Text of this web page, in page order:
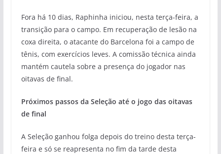
Fora há 10 dias, Raphinha iniciou, nesta terça-feira, a
transição para o campo. Em recuperação de lesão na
coxa direita, o atacante do Barcelona foi a campo de
tênis, com exercícios leves. A comissão técnica ainda
mantém cautela sobre a presença do jogador nas
oitavas de final.
Próximos passos da Seleção até o jogo das oitavas
de final
A Seleção ganhou folga depois do treino desta terça-
feira e só se reapresenta no fim da tarde desta